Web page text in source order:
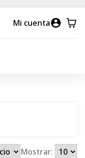
Mi cuenta
Mostrar: